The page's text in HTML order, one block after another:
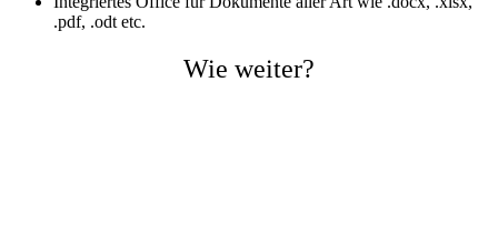
.pdf, .odt etc.
Wie weiter?